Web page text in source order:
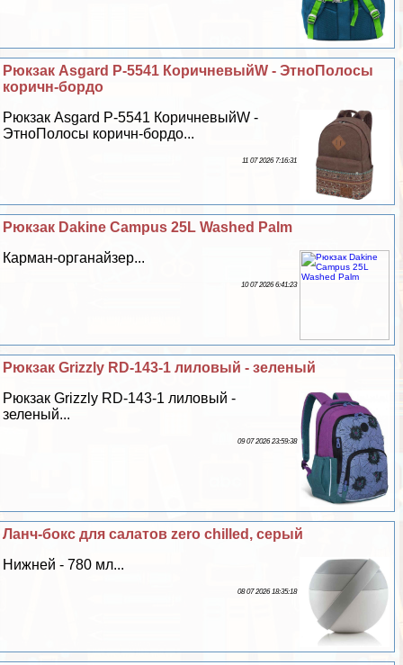
Рюкзак Asgard Р-5541 КоричневыйW - ЭтноПолосы
коричн-бордо
Рюкзак Asgard Р-5541 КоричневыйW -
ЭтноПолосы коричн-бордо...
11 07 2026 7:16:31
Рюкзак Dakine Campus 25L Washed Palm
Карман-органайзер...
10 07 2026 6:41:23
Рюкзак Grizzly RD-143-1 лиловый - зеленый
Рюкзак Grizzly RD-143-1 лиловый -
зеленый...
09 07 2026 23:59:38
Ланч-бокс для салатов zero chilled, серый
Нижней - 780 мл...
08 07 2026 18:35:18